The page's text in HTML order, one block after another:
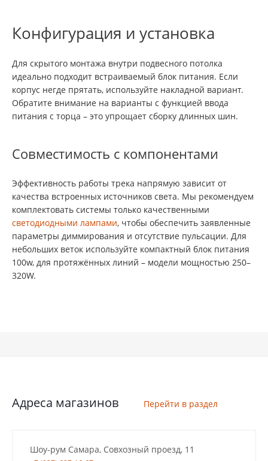
Конфигурация и установка
Для скрытого монтажа внутри подвесного потолка
идеально подходит встраиваемый блок питания. Если
корпус негде прятать, используйте накладной вариант.
Обратите внимание на варианты с функцией ввода
питания с торца – это упрощает сборку длинных шин.
Совместимость с компонентами
Эффективность работы трека напрямую зависит от
качества встроенных источников света. Мы рекомендуем
комплектовать системы только качественными
светодиодными лампами, чтобы обеспечить заявленные
параметры диммирования и отсутствие пульсации. Для
небольших веток используйте компактный блок питания
100w, для протяжённых линий – модели мощностью 250–
320W.
Адреса магазинов Перейти в раздел
Шоу-рум Самара, Совхозный проезд, 11